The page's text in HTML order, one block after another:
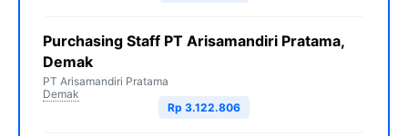
Purchasing Staff PT Arisamandiri Pratama,
Demak
PT Arisamandiri Pratama
Demak
Rp 3.122.806